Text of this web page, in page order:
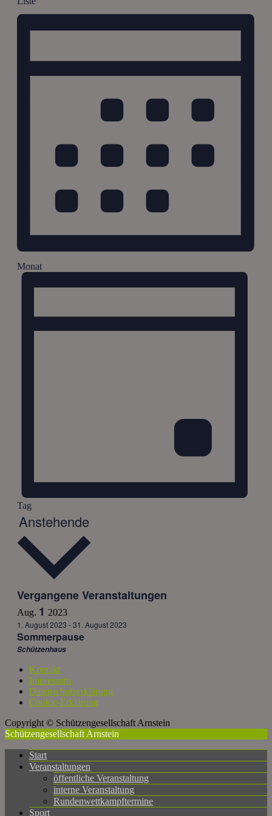
Monat
Tag
Anstehende
Vergangene Veranstaltungen
Aug. 1 2023
1. August 2023 -31. August 2023
Sommerpause
Schützenhaus
Kontakt
Impressum
Datenschutzerklärung
Cookie-Erklärung
Copyright © Schützengesellschaft Arnstein
Schützengesellschaft Arnstein
Start
Veranstaltungen
öffentliche Veranstaltung
interne Veranstaltung
Rundenwettkampftermine
Sport